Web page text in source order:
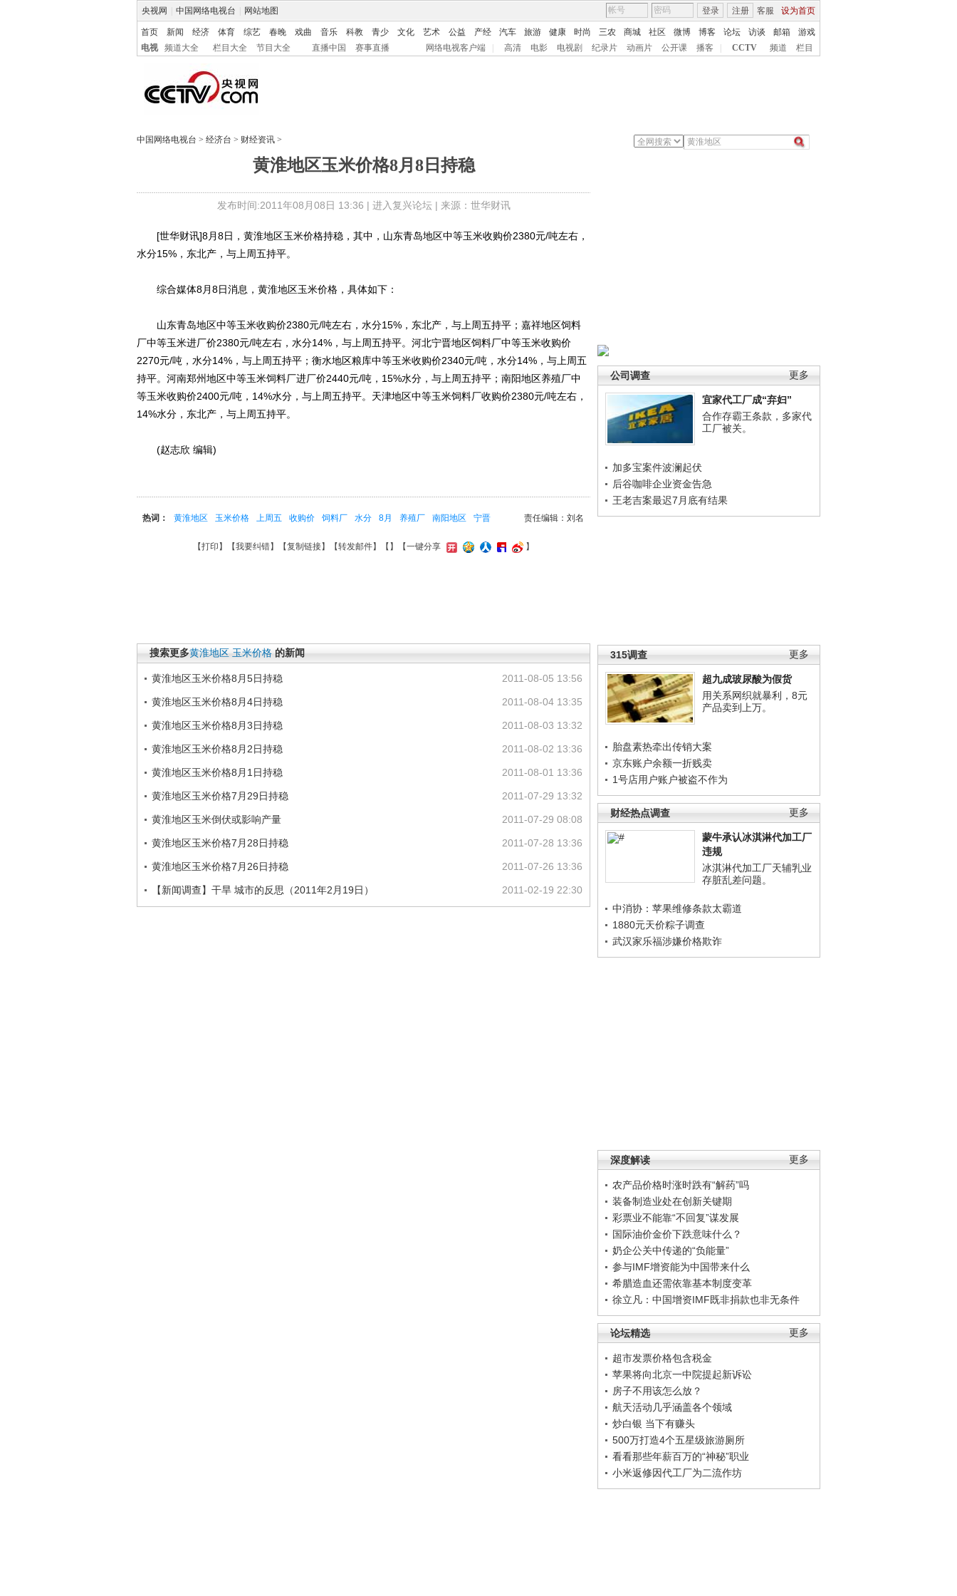
央视网 中国网络电视台 网站地图 客服 设为首页
登录 注册
首页 新闻 经济 体育 综艺 春晚 戏曲 音乐 科教 青少 文化 艺术 公益 产经 汽车 旅游 健康 时尚 三农 商城 社区 微博 博客 论坛 访谈 邮箱
游戏
电视
频道大全 栏目大全 节目大全 直播中国 赛事直播 网络电视客户端 高清 电影 电视剧 纪录片 动画片 公开课 播客 CCTV 频道 栏目
中国网络电视台 > 经济台 > 财经资讯 >
黄淮地区玉米价格8月8日持稳
发布时间:2011年08月08日 13:36 | 进入复兴论坛| 来源：世华财讯
更多
公司调查
宜家代工厂成“弃妇”
合作存霸王条款，多家代
工厂被关。
加多宝案件波澜起伏
后谷咖啡企业资金告急
王老吉案最迟7月底有结果
更多
315调查
超九成玻尿酸为假货
用关系网织就暴利，8元
产品卖到上万。
胎盘素热牵出传销大案
京东账户余额一折贱卖
1号店用户账户被盗不作为
更多
财经热点调查
蒙牛承认冰淇淋代加工厂
违规
冰淇淋代加工厂天辅乳业
存脏乱差问题。
中消协：苹果维修条款太霸道
1880元天价粽子调查
武汉家乐福涉嫌价格欺诈
更多
深度解读
农产品价格时涨时跌有“解药”吗
装备制造业处在创新关键期
彩票业不能靠“不回复”谋发展
国际油价金价下跌意味什么？
奶企公关中传递的“负能量”
参与IMF增资能为中国带来什么
希腊造血还需依靠基本制度变革
徐立凡：中国增资IMF既非捐款也非无条件
更多
论坛精选
超市发票价格包含税金
苹果将向北京一中院提起新诉讼
房子不用该怎么放？
航天活动几乎涵盖各个领域
炒白银 当下有赚头
500万打造4个五星级旅游厕所
看看那些年薪百万的“神秘”职业
小米返修因代工厂为二流作坊
[世华财讯]8月8日，黄淮地区玉米价格持稳，其中，山东青岛地区中等玉米收购价2380元/吨左右，
水分15%，东北产，与上周五持平。
综合媒体8月8日消息，黄淮地区玉米价格，具体如下：
山东青岛地区中等玉米收购价2380元/吨左右，水分15%，东北产，与上周五持平；嘉祥地区饲料
厂中等玉米进厂价2380元/吨左右，水分14%，与上周五持平。河北宁晋地区饲料厂中等玉米收购价
2270元/吨，水分14%，与上周五持平；衡水地区粮库中等玉米收购价2340元/吨，水分14%，与上周五
持平。河南郑州地区中等玉米饲料厂进厂价2440元/吨，15%水分，与上周五持平；南阳地区养殖厂中
等玉米收购价2400元/吨，14%水分，与上周五持平。天津地区中等玉米饲料厂收购价2380元/吨左右，
14%水分，东北产，与上周五持平。
(赵志欣 编辑)
责任编辑：刘名
热词： 黄淮地区 玉米价格 上周五 收购价 饲料厂 水分 8月 养殖厂 南阳地区 宁晋
【打印 】【我要纠错】【复制链接】【转发邮件】【 】 【一键分享 】
搜索更多黄淮地区 玉米价格 的新闻
2011-08-05 13:56
黄淮地区玉米价格8月5日持稳
2011-08-04 13:35
黄淮地区玉米价格8月4日持稳
2011-08-03 13:32
黄淮地区玉米价格8月3日持稳
2011-08-02 13:36
黄淮地区玉米价格8月2日持稳
2011-08-01 13:36
黄淮地区玉米价格8月1日持稳
2011-07-29 13:32
黄淮地区玉米价格7月29日持稳
2011-07-29 08:08
黄淮地区玉米倒伏或影响产量
2011-07-28 13:36
黄淮地区玉米价格7月28日持稳
2011-07-26 13:36
黄淮地区玉米价格7月26日持稳
2011-02-19 22:30
【新闻调查】干旱 城市的反思（2011年2月19日）